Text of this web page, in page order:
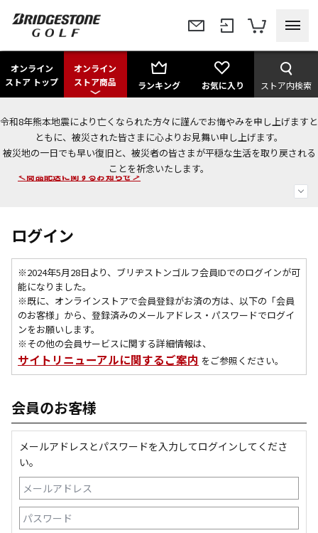
オンライン
ストア トップ
オンライン
ストア商品
ランキング お気に入り ストア内検索
令和8年熊本地震により亡くなられた方々に謹んでお悔やみを申し上げますと
ともに、被災された皆さまに心よりお見舞い申し上げます。
被災地の一日でも早い復旧と、被災者の皆さまが平穏な生活を取り戻される
ことを祈念いたします。
今なら新規会員登録で1,000円OFFクーポンプレゼント！
＜商品配送に関するお知らせ＞
ログイン
※2024年5月28日より、ブリヂストンゴルフ会員IDでのログインが可
能になりました。
※既に、 オンラインストアで会員登録がお済の方は、以下の「会員
のお客様」から、登録済みのメールアドレス・パスワードでログイ
ンをお願いします。
※その他の会員サービスに関する詳細情報は、
サイトリニューアルに関するご案内 をご参照ください。
会員のお客様
メールアドレスとパスワードを入力してログインしてくださ
い。